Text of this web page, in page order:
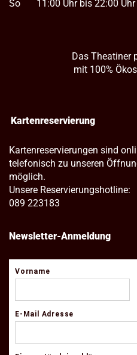
So
11:00 Uhr bis 22:00 Uhr
Das Theatiner
mit 100%
Kartenreservierung
Kartenreservierungen sind
telefonisch zu unseren
möglich.
Unsere Reservierungshotline:
089 223183
Newsletter-Anmeldung